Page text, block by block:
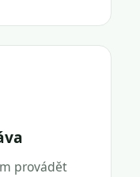
provádět